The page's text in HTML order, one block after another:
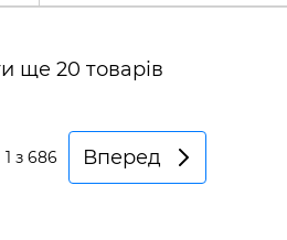
ще 20 товарів
1 з 686 Вперед